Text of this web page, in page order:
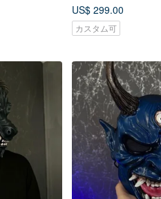
US$ 299.00
カスタム可